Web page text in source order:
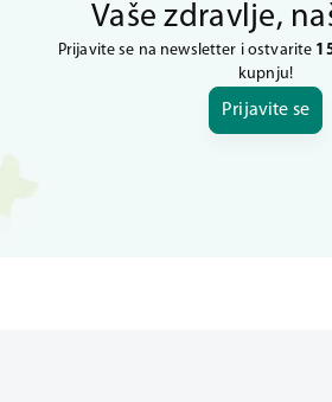
Vaše zdravlje,
Prijavite se na newsletter i ostvarite
kupnju!
Prijavite se